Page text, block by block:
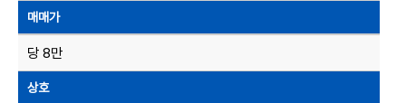
매매가
당 8만
상호